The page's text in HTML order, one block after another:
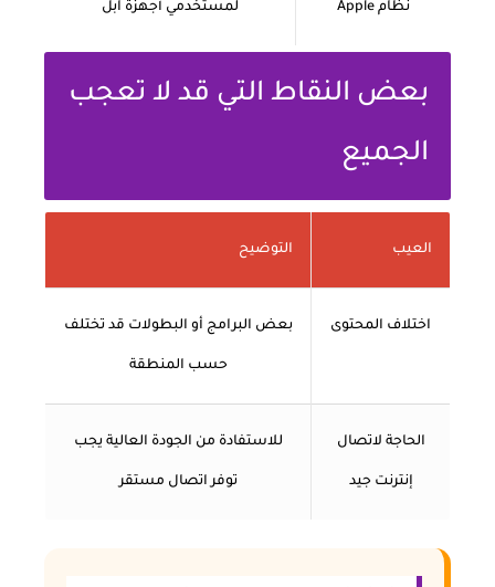
نظام Apple لمستخدمي أجهزة آبل
بعض النقاط التي قد لا تعجب
الجميع
العيب التوضيح
اختلاف المحتوى بعض البرامج أو البطولات قد تختلف
حسب المنطقة
الحاجة لاتصال
إنترنت جيد
للاستفادة من الجودة العالية يجب
توفر اتصال مستقر